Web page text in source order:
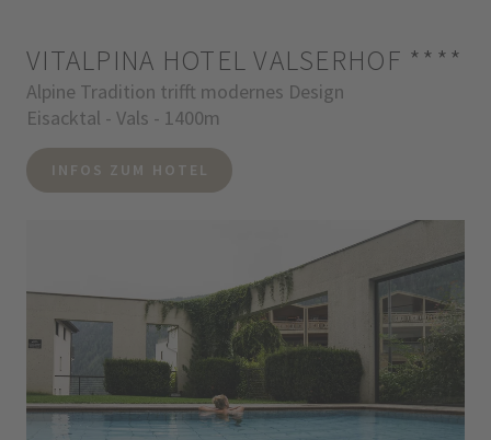
VITALPINA HOTEL VALSERHOF ****
Alpine Tradition trifft modernes Design
Eisacktal - Vals - 1400m
INFOS ZUM HOTEL